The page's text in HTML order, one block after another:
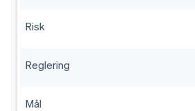
Risk
Reglering
Mål